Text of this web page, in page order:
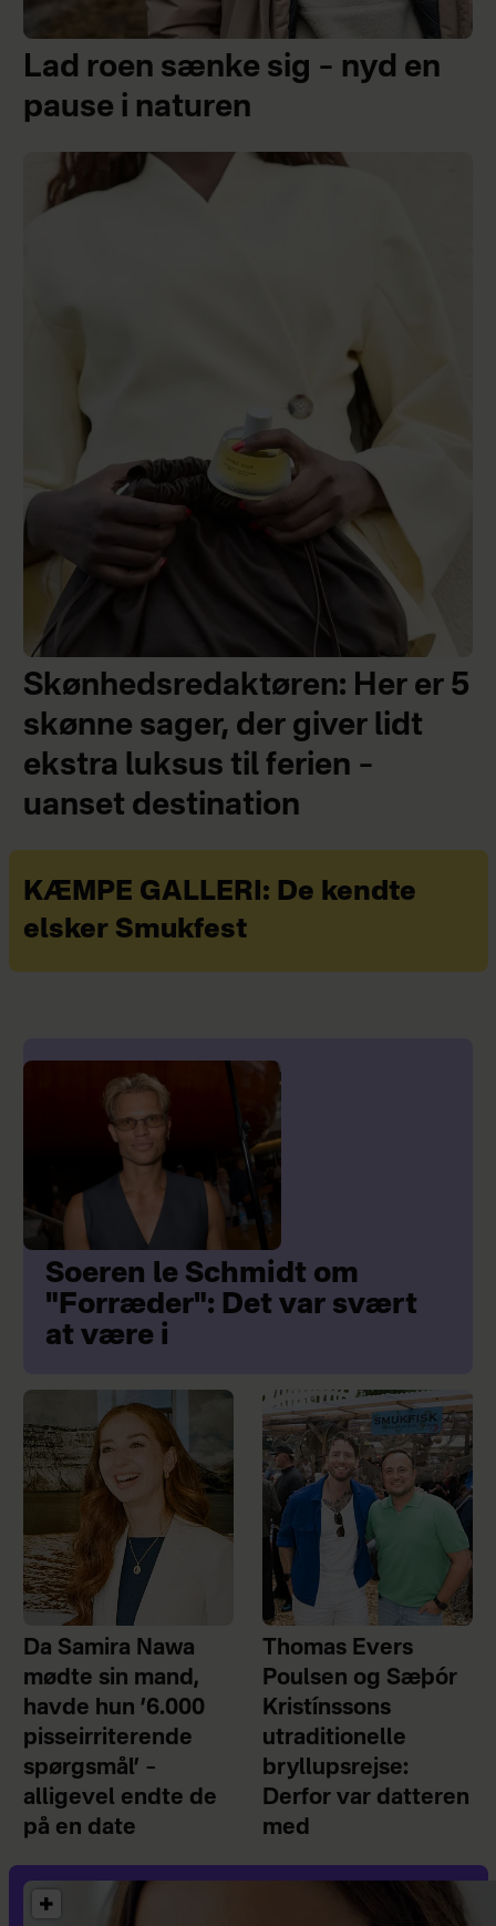
Lad roen sænke sig – nyd en
pause i naturen
Skønhedsredaktøren: Her er 5
skønne sager, der giver lidt
ekstra luksus til ferien –
uanset destination
KÆMPE GALLERI: De kendte
elsker Smukfest
Soeren le Schmidt om
"Forræder": Det var svært
at være i
Da Samira Nawa
mødte sin mand,
havde hun ’6.000
pisseirriterende
spørgsmål’ –
alligevel endte de
på en date
Thomas Evers
Poulsen og Sæþór
Kristínssons
utraditionelle
bryllupsrejse:
Derfor var datteren
med